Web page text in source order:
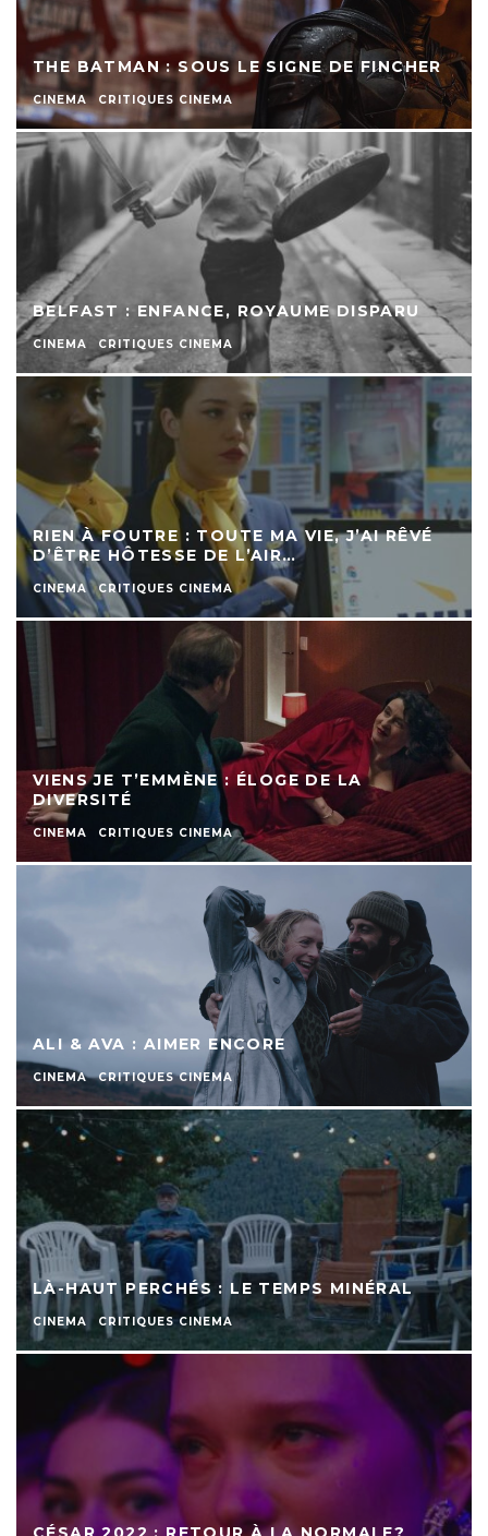
THE BATMAN : SOUS LE SIGNE DE FINCHER
CINEMA CRITIQUES CINEMA
BELFAST : ENFANCE, ROYAUME DISPARU
CINEMA CRITIQUES CINEMA
RIEN À FOUTRE : TOUTE MA VIE, J’AI RÊVÉ
D’ÊTRE HÔTESSE DE L’AIR…
CINEMA CRITIQUES CINEMA
VIENS JE T’EMMÈNE : ÉLOGE DE LA
DIVERSITÉ
CINEMA CRITIQUES CINEMA
ALI & AVA : AIMER ENCORE
CINEMA CRITIQUES CINEMA
LÀ-HAUT PERCHÉS : LE TEMPS MINÉRAL
CINEMA CRITIQUES CINEMA